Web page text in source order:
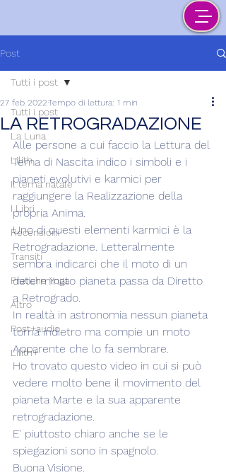
Post
Tutti i post
La Luna
Lilith
Il tema natale
I Libri
Recensioni
Transiti
Pratiche Yoga
Altro
Post+audio
Lilith+
Tutti i post
LA RETROGRADAZIONE
27 feb 2022Tempo di lettura: 1 min
Alle persone a cui faccio la Lettura del
Tema di Nascita indico i simboli e i
pianeti evolutivi e karmici per
raggiungere la Realizzazione della
propria Anima.
Uno di questi elementi karmici è la
Retrogradazione. Letteralmente
sembra indicarci che il moto di un
determinato pianeta passa da Diretto
a Retrogrado.
In realtà in astronomia nessun pianeta
torna indietro ma compie un moto
Apparente che lo fa sembrare.
Ho trovato questo video in cui si può
vedere molto bene il movimento del
pianeta Marte e la sua apparente
retrogradazione.
E' piuttosto chiaro anche se le
spiegazioni sono in spagnolo.
Buona Visione.